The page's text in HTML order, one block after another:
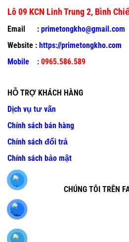
Lô 09 KCN Linh Trung 2, Bình
Email : primetongkho@gmail.com
Website : https://primetongkho.com
Mobile : 0965.586.589
HỖ TRỢ KHÁCH HÀNG
Dịch vụ tư vấn
Chính sách bán hàng
Chính sách đổi trả
Chính sách bảo mật
CHÚNG TÔI TRÊN